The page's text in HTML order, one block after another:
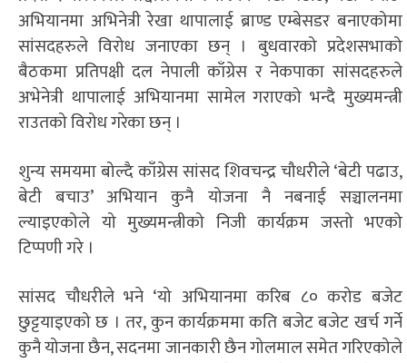
अभियानमा अभिनेत्री रेखा थापालाई ब्राण्ड एम्बेसडर बनाएकोमा
सांसदहरुले विरोध जनाएका छन् । बुधवारको प्रदेशसभाको
बैठकमा प्रतिपक्षी दल नेपाली काँग्रेस र नेकपाका सांसदहरुले
अभेनेत्री थापालाई अभियानमा सामेल गराएको भन्दै मुख्यमन्त्री
राउतको विरोध गरेका छन् ।
शुन्य समयमा बोल्दै काँग्रेस सांसद शिवचन्द्र चौधरीले ‘बेटी पढाउ,
बेटी बचाउ’ अभियान कुनै योजना नै नबनाई सञ्चालनमा
ल्याइएकोले यो मुख्यमन्त्रीको निजी कार्यक्रम जस्तो भएको
टिप्पणी गरे ।
सांसद चौधरीले भने ‘यो अभियानमा करिब ८० करोड बजेट
छुट्टयाइएको छ । तर, कुन कार्यक्रममा कति बजेट बजेट खर्च गर्ने
कुनै योजना छैन, सदनमा जानकारी छैन गोलमाल समेत गरिएकोले